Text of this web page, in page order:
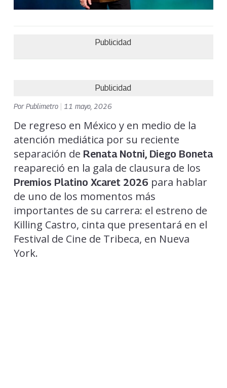
Publicidad
Publicidad
PorPublimetro 11 mayo, 2026
De regreso en México y en medio de la
atención mediática por su reciente
separación de Renata Notni, Diego Boneta
reapareció en la gala de clausura de los
Premios Platino Xcaret 2026 para hablar
de uno de los momentos más
importantes de su carrera: el estreno de
Killing Castro, cinta que presentará en el
Festival de Cine de Tribeca, en Nueva
York.